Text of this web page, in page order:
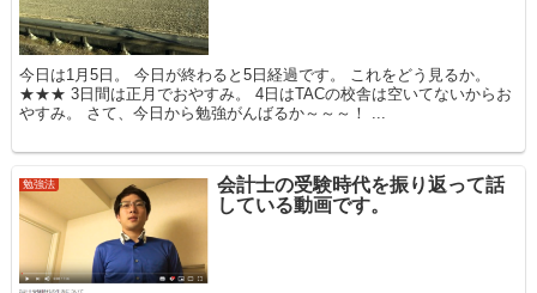
今日は1月5日。 今日が終わると5日経過です。 これをどう見るか。
★★★ 3日間は正月でおやすみ。 4日はTACの校舎は空いてないからお
やすみ。 さて、今日から勉強がんばるか～～～！ ...
勉強法
会計士の受験時代を振り返って話
している動画です。